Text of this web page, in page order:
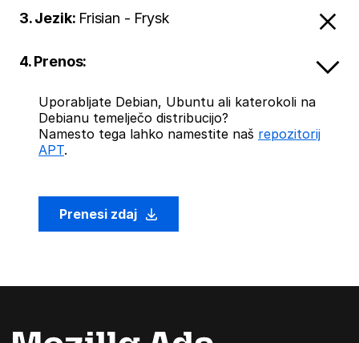
3. Jezik: Frisian - Frysk
4. Prenos:
Uporabljate Debian, Ubuntu ali katerokoli na
Debianu temelječo distribucijo?
Namesto tega lahko namestite naš repozitorij
APT.
Prenesi zdaj